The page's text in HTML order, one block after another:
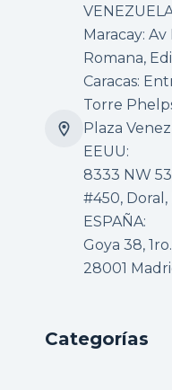
Maracay:
Romana,
Caracas:
Torre
Plaza
EEUU:
8333 NW
#450, Doral,
ESPAÑA:
Goya 38,
28001
Categorías